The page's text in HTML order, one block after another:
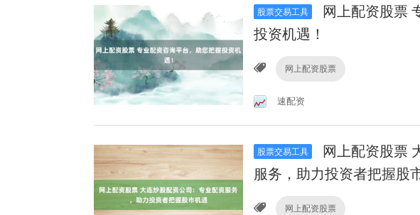
股票交易工具
网上配资股票
投资机遇！
网上配资股票
速配资
股票交易工具
网上配资股票
服务，助力投资者把握股
网上配资股票